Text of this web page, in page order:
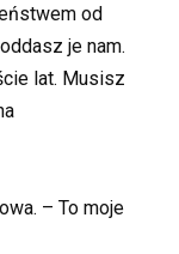
od
je nam.
lat. Musisz
– To moje